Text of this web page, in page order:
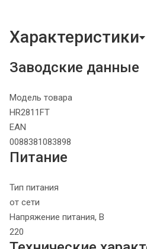
Характеристики
Заводские данные
Модель товара
HR2811FT
EAN
0088381083898
Питание
Тип питания
от сети
Напряжение питания, В
220